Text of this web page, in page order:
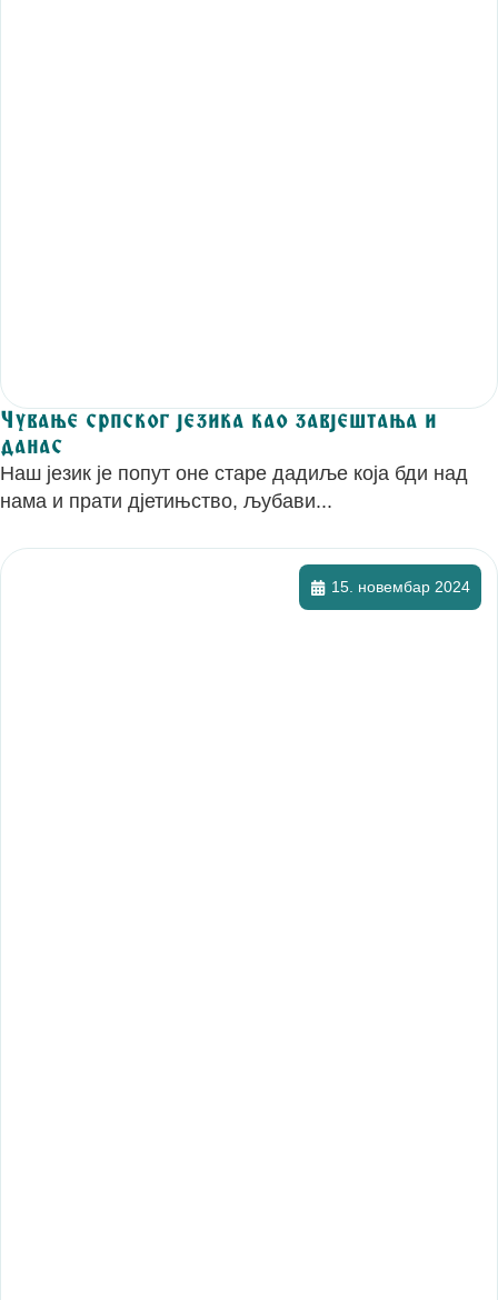
Чување српског језика као завјештања и
данас
Наш језик је попут оне старе дадиље која бди над
нама и прати дјетињство, љубави...
15. новембар 2024